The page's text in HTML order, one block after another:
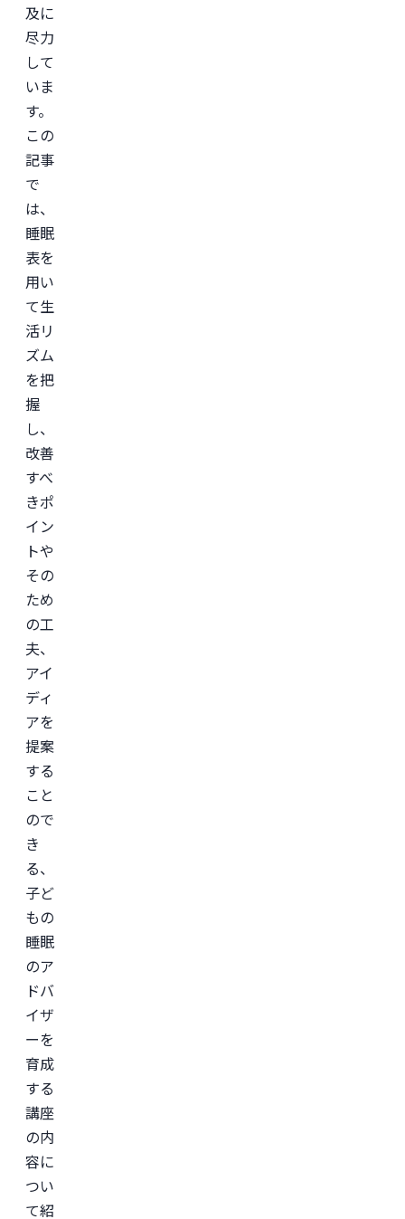
及に
尽力
して
いま
す。
この
記事
で
は、
睡眠
表を
用い
て生
活リ
ズム
を把
握
し、
改善
すべ
きポ
イン
トや
その
ため
の工
夫、
アイ
ディ
アを
提案
する
こと
ので
き
る、
子ど
もの
睡眠
のア
ドバ
イザ
ーを
育成
する
講座
の内
容に
つい
て紹